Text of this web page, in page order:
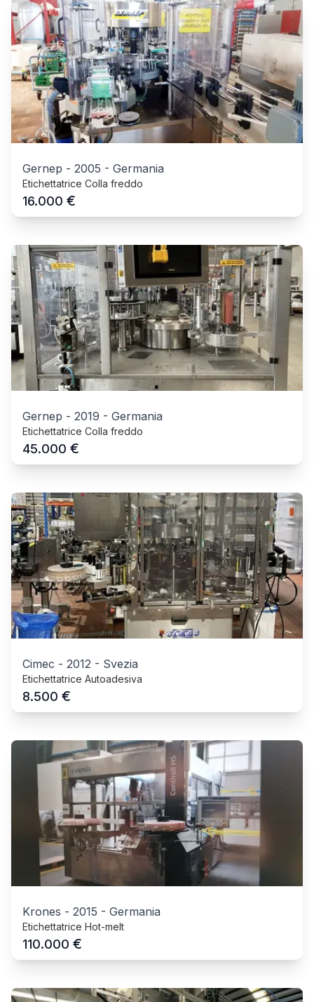
Gernep - 2005 - Germania
Etichettatrice Colla freddo
16.000 €
Gernep - 2019 - Germania
Etichettatrice Colla freddo
45.000 €
Cimec - 2012 - Svezia
Etichettatrice Autoadesiva
8.500 €
Krones - 2015 - Germania
Etichettatrice Hot-melt
110.000 €